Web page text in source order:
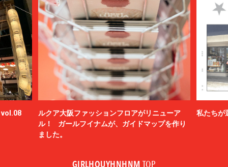
vol.08
ルクア大阪ファッションフロアがリニューア
ル！ ガールフイナムが、ガイドマップを作り
ました。
私たちが